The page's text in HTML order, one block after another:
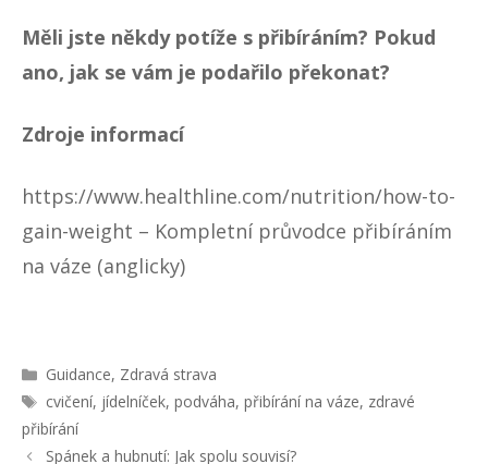
Měli jste někdy potíže s přibíráním? Pokud
ano, jak se vám je podařilo překonat?
Zdroje informací
https://www.healthline.com/nutrition/how-to-
gain-weight – Kompletní průvodce přibíráním
na váze (anglicky)
R
u
b
r
Guidance, Zdravá strava
Š
t
cvičení, jídelníček,podváha,přibírání na váze, zdravé
přibírání
N
Spánek a hubnutí: Jak spolu souvisí?